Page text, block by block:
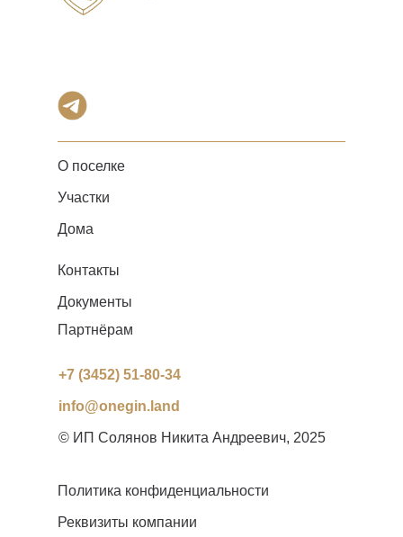
О поселке
+7 (3452) 51-80-34
Участки
info@onegin.land
Дома
Контакты
© ИП Солянов Никита Андреевич, 2025
Документы
Партнёрам
Политика конфиденциальности
Реквизиты компании